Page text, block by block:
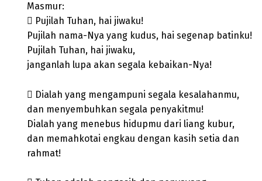
Masmur:
 Pujilah Tuhan, hai jiwaku!
Pujilah nama-Nya yang kudus, hai segenap batinku!
Pujilah Tuhan, hai jiwaku,
janganlah lupa akan segala kebaikan-Nya!
 Dialah yang mengampuni segala kesalahanmu,
dan menyembuhkan segala penyakitmu!
Dialah yang menebus hidupmu dari liang kubur,
dan memahkotai engkau dengan kasih setia dan
rahmat!